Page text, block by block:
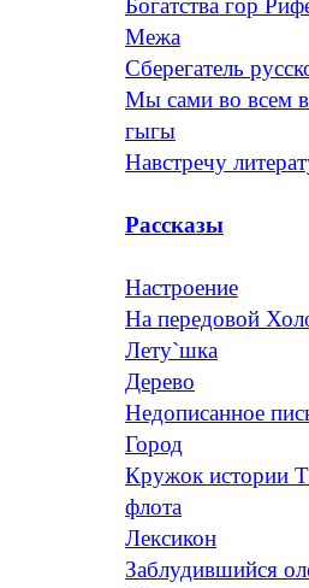
Богатства гор
Межа
Сберегатель
Мы сами во всем
гыгы
Навстречу
Рассказы
Настроение
На передовой
Лету`шка
Дерево
Недописанное
Город
Кружок истории
флота
Лексикон
Заблудившийся